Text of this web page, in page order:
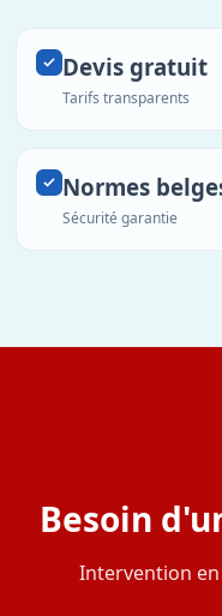
Devis gratuit
Tarifs transparents
Normes
Sécurité garantie
Besoin
Intervention